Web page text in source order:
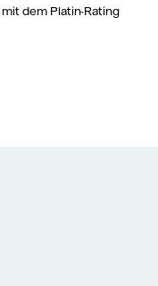
dem Platin-Rating